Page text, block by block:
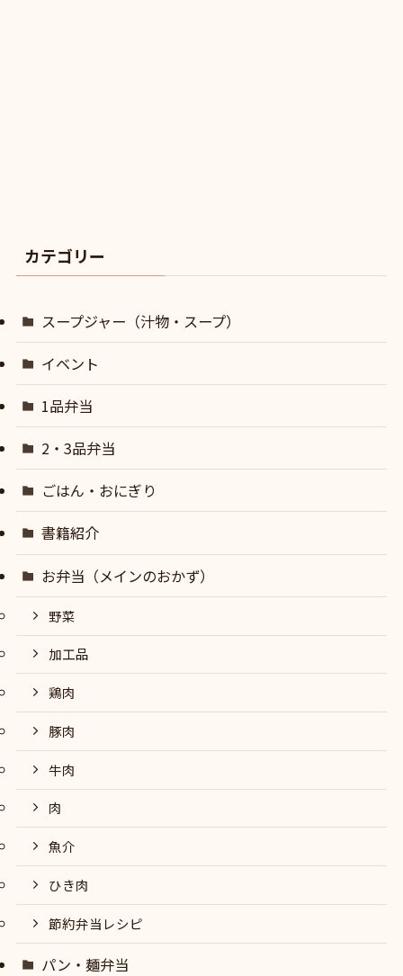
カテゴリー
スープジャー（汁物・スープ）
イベント
1品弁当
2・3品弁当
ごはん・おにぎり
書籍紹介
お弁当（メインのおかず）
野菜
加工品
鶏肉
豚肉
牛肉
肉
魚介
ひき肉
節約弁当レシピ
パン・麺弁当